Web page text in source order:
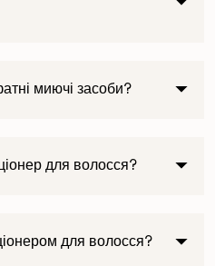
миючі засоби?
для волосся?
для волосся?